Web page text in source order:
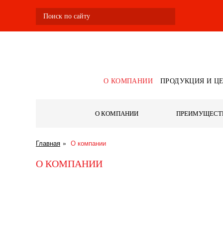
О КОМПАНИИ ПРОДУКЦИЯ И
О КОМПАНИИ
Главная О компании
О КОМПАНИИ